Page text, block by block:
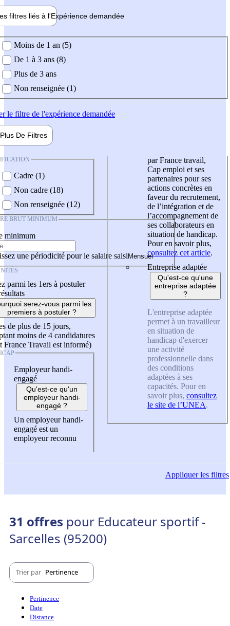
filtres liés à l'Expérience demandée
demandée
Moins de 1 an (5)
De 1 à 3 ans (8)
Plus de 3 ans
Non renseignée (1)
le filtre de l'expérience demandée
Plus De Filtres
Cadre (1)
Non cadre (18)
Non renseignée (12)
BRUT MINIMUM
minimum
une périodicité pour le salaire saisi
parmi les 1ers à postuler
serez-vous parmi les
premiers à postuler ?
de plus de 15 jours,
moins de 4 candidatures
France Travail est informé)
Employeur handi-
engagé
Qu'est-ce qu'un
employeur handi-
engagé ?
Un employeur handi-
engagé est un
employeur reconnu
par France travail,
Cap emploi et ses
partenaires pour ses
actions concrètes en
faveur du recrutement,
de l’intégration et de
l’accompagnement de
ses collaborateurs en
situation de handicap.
Pour en savoir plus,
consultez cet article.
Entreprise adaptée
Qu'est-ce qu'une
entreprise adaptée
?
L'entreprise adaptée
permet à un travailleur
en situation de
handicap d'exercer
une activité
professionnelle dans
des conditions
adaptées à ses
capacités. Pour en
savoir plus, consultez
le site de l’UNEA.
Appliquerles filtres
31 offres pour Educateur sportif -
Sarcelles (95200)
Trier par Pertinence
Pertinence
Date
Distance